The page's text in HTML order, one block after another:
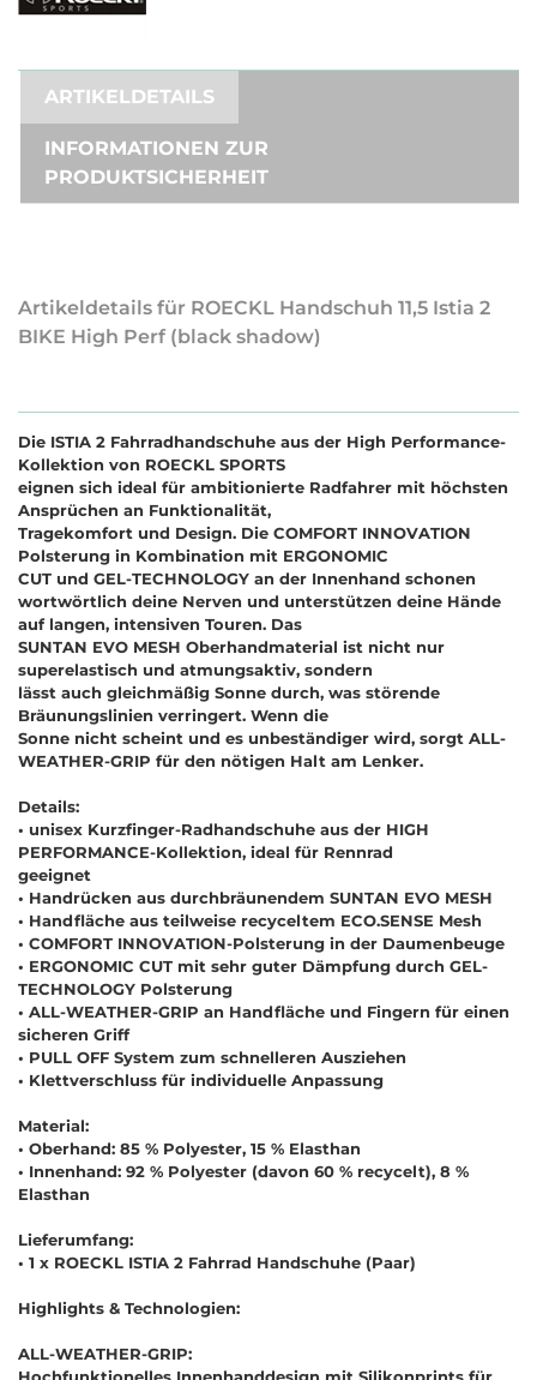
ARTIKELDETAILS
INFORMATIONEN ZUR
PRODUKTSICHERHEIT
Artikeldetails für ROECKL Handschuh 11,5 Istia 2
BIKE High Perf (black shadow)
Die ISTIA 2 Fahrradhandschuhe aus der High Performance-
Kollektion von ROECKL SPORTS
eignen sich ideal für ambitionierte Radfahrer mit höchsten
Ansprüchen an Funktionalität,
Tragekomfort und Design. Die COMFORT INNOVATION
Polsterung in Kombination mit ERGONOMIC
CUT und GEL-TECHNOLOGY an der Innenhand schonen
wortwörtlich deine Nerven und unterstützen deine Hände
auf langen, intensiven Touren. Das
SUNTAN EVO MESH Oberhandmaterial ist nicht nur
superelastisch und atmungsaktiv, sondern
lässt auch gleichmäßig Sonne durch, was störende
Bräunungslinien verringert. Wenn die
Sonne nicht scheint und es unbeständiger wird, sorgt ALL-
WEATHER-GRIP für den nötigen Halt am Lenker.
Details:
• unisex Kurzfinger-Radhandschuhe aus der HIGH
PERFORMANCE-Kollektion, ideal für Rennrad
geeignet
• Handrücken aus durchbräunendem SUNTAN EVO MESH
• Handfläche aus teilweise recyceltem ECO.SENSE Mesh
• COMFORT INNOVATION-Polsterung in der Daumenbeuge
• ERGONOMIC CUT mit sehr guter Dämpfung durch GEL-
TECHNOLOGY Polsterung
• ALL-WEATHER-GRIP an Handfläche und Fingern für einen
sicheren Griff
• PULL OFF System zum schnelleren Ausziehen
• Klettverschluss für individuelle Anpassung
Material:
• Oberhand: 85 % Polyester, 15 % Elasthan
• Innenhand: 92 % Polyester (davon 60 % recycelt), 8 %
Elasthan
Lieferumfang:
• 1 x ROECKL ISTIA 2 Fahrrad Handschuhe (Paar)
Highlights & Technologien:
ALL-WEATHER-GRIP:
Hochfunktionelles Innenhanddesign mit Silikonprints für